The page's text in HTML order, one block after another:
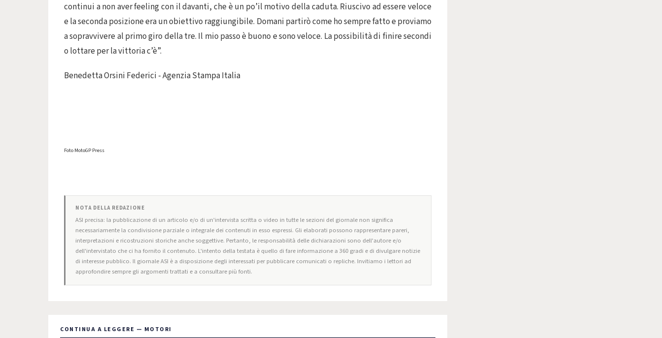
continui a non aver feeling con il davanti, che è un po’il motivo della caduta. Riuscivo ad essere veloce
e la seconda posizione era un obiettivo raggiungibile. Domani partirò come ho sempre fatto e proviamo
a sopravvivere al primo giro della tre. Il mio passo è buono e sono veloce. La possibilità di finire secondi
o lottare per la vittoria c’è”.
Benedetta Orsini Federici - Agenzia Stampa Italia
Foto MotoGP Press
NOTA DELLA REDAZIONE
ASI precisa: la pubblicazione di un articolo e/o di un'intervista scritta o video in tutte le sezioni del giornale non significa
necessariamente la condivisione parziale o integrale dei contenuti in esso espressi. Gli elaborati possono rappresentare pareri,
interpretazioni e ricostruzioni storiche anche soggettive. Pertanto, le responsabilità delle dichiarazioni sono dell'autore e/o
dell'intervistato che ci ha fornito il contenuto. L'intento della testata è quello di fare informazione a 360 gradi e di divulgare notizie
di interesse pubblico. Il giornale ASI è a disposizione degli interessati per pubblicare comunicati o repliche. Invitiamo i lettori ad
approfondire sempre gli argomenti trattati e a consultare più fonti.
CONTINUA A LEGGERE — MOTORI